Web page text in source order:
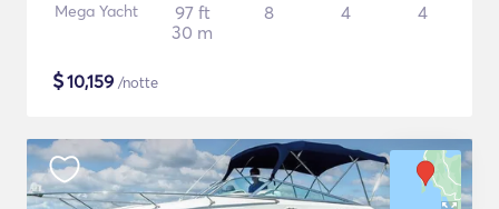
Mega Yacht
97 ft
30 m
8 4 4
$10,159 /notte